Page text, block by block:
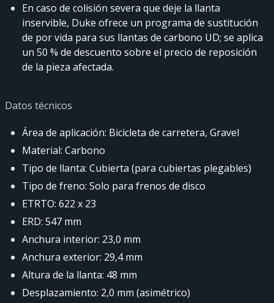
En caso de colisión severa que deje la llanta
inservible, Duke ofrece un programa de sustitución
de por vida para sus llantas de carbono UD; se aplica
un 50 % de descuento sobre el precio de reposición
de la pieza afectada.
Datos técnicos
Área de aplicación: Bicicleta de carretera, Gravel
Material: Carbono
Tipo de llanta: Cubierta (para cubiertas plegables)
Tipo de freno: Solo para frenos de disco
ETRTO: 622 x 23
ERD: 547 mm
Anchura interior: 23,0 mm
Anchura exterior: 29,4 mm
Altura de la llanta: 48 mm
Desplazamiento: 2,0 mm (asimétrico)